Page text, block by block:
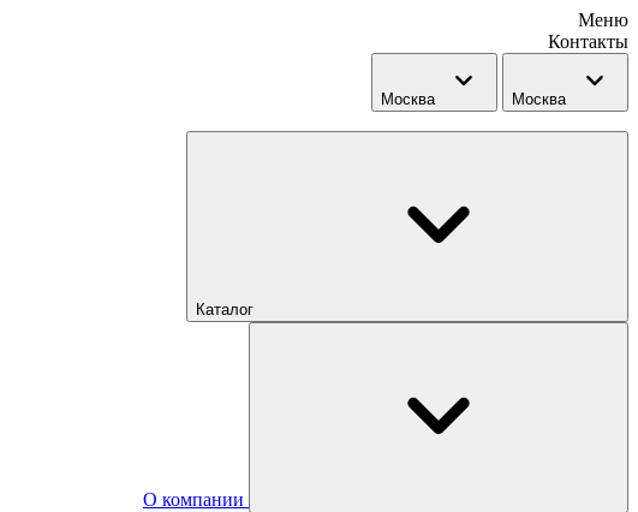
Меню
Контакты
Москва Москва
Каталог
О компании